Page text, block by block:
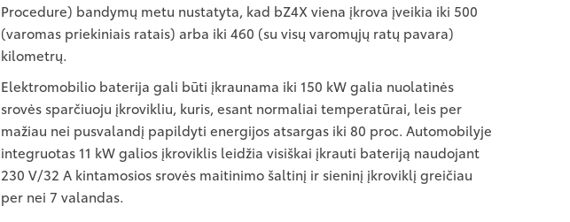
Procedure) bandymų metu nustatyta, kad bZ4X viena įkrova įveikia iki 500
(varomas priekiniais ratais) arba iki 460 (su visų varomųjų ratų pavara)
kilometrų.
Elektromobilio baterija gali būti įkraunama iki 150 kW galia nuolatinės
srovės sparčiuoju įkrovikliu, kuris, esant normaliai temperatūrai, leis per
mažiau nei pusvalandį papildyti energijos atsargas iki 80 proc. Automobilyje
integruotas 11 kW galios įkroviklis leidžia visiškai įkrauti bateriją naudojant
230 V/32 A kintamosios srovės maitinimo šaltinį ir sieninį įkroviklį greičiau
per nei 7 valandas.